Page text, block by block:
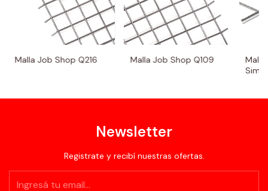
Malla Job Shop Q216 Malla Job Shop Q109
Sima
Newsletter
Registrate y recibí nuestras ofertas.